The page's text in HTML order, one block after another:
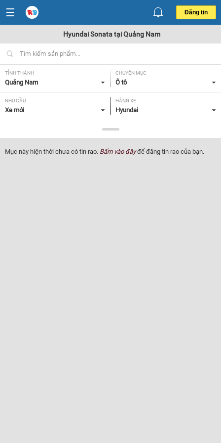
Đăng tin
Hyundai Sonata tại Quảng Nam
TỈNH THÀNH
Quảng Nam
CHUYÊN MỤC
Ô tô
NHU CẦU
Xe mới
HÃNG XE
Hyundai
Sonata
NĂM SẢN XUẤT
Tất cả
GIÁ XE XUẤT XỨ
Mục này hiện thời chưa có tin rao. Bấm vào đâyđể đăng tin rao của bạn.